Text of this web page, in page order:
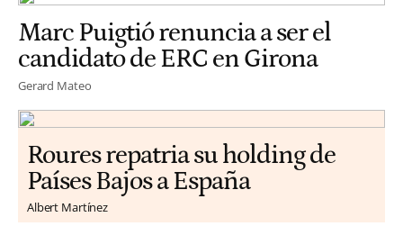
Marc Puigtió renuncia a ser el
candidato de ERC en Girona
Gerard Mateo
Roures repatria su holding de
Países Bajos a España
Albert Martínez